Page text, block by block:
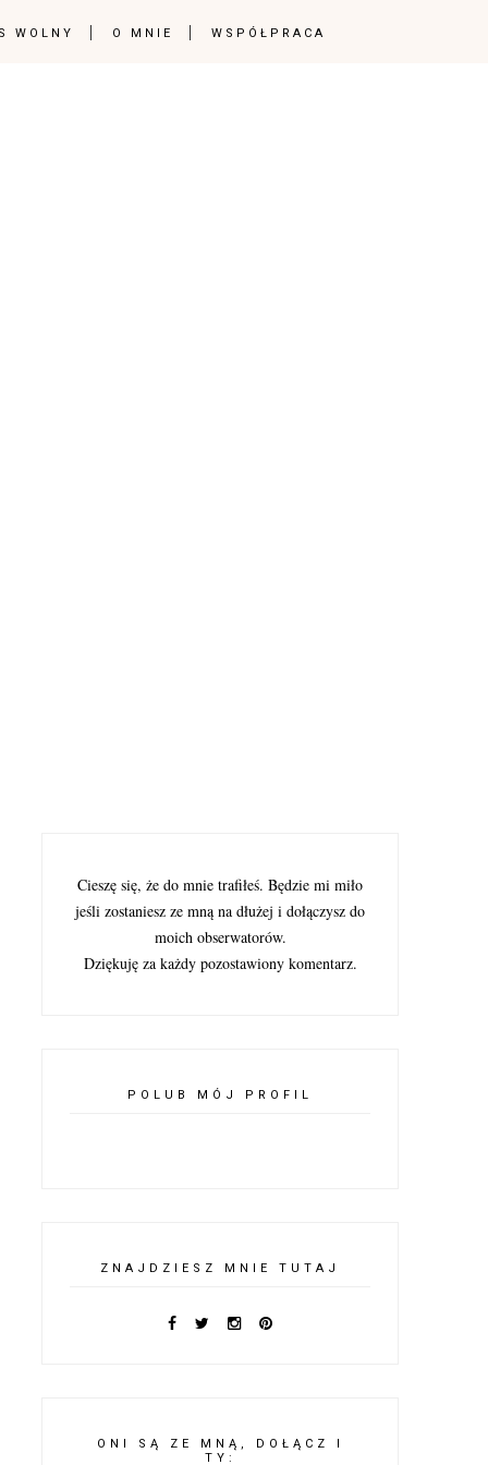
WOLNY O MNIE WSPÓŁPRACA
Cieszę się, że do mnie trafiłeś. Będzie mi miło
jeśli zostaniesz ze mną na dłużej i dołączysz do
moich obserwatorów.
Dziękuję za każdy pozostawiony komentarz.
POLUB MÓJ PROFIL
ZNAJDZIESZ MNIE TUTAJ
ONI SĄ ZE MNĄ, DOŁĄCZ I
TY: